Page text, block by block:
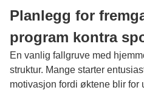
Planlegg for
program kontra
En vanlig fallgruve med
struktur. Mange starter
motivasjon fordi øktene blir for